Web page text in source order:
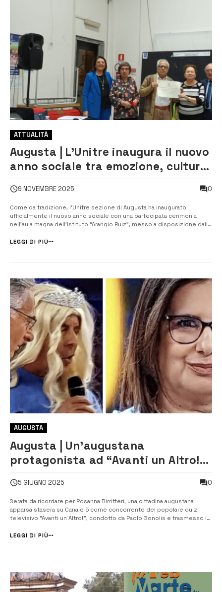
ATTUALITÀ
Augusta | L’Unitre inaugura il nuovo
anno sociale tra emozione, cultura
9 NOVEMBRE 2025 0
Come da tradizione, l’Unitre sezione di Augusta ha inaugurato
ufficialmente il nuovo anno sociale con una partecipata cerimonia
nell’aula magna dell’Istituto “Arangio Ruiz”, messo a disposizione dalla
aperto con il saluto del segretario e cerimoniere Carmelo Addia, che
LEGGI DI PIÙ
AUGUSTA
Augusta | Un’augustana
protagonista ad “Avanti un Altro!”
5 GIUGNO 2025 0
Serata da ricordare per Rosanna Birritteri, una cittadina augustana
apparsa stasera su Canale 5 come concorrente del popolare quiz
televisivo “Avanti un Altro!”, condotto da Paolo Bonolis e trasmesso in
durante il gioco, una in particolare ha segnato il suo percorso: “I
LEGGI DI PIÙ